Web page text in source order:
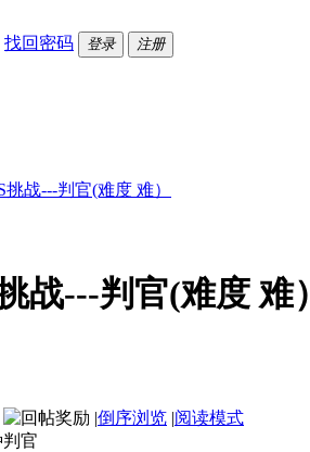
找回密码 登录 注册
挑战---判官(难度 难）
战---判官(难度 难）
|倒序浏览 |阅读模式
官